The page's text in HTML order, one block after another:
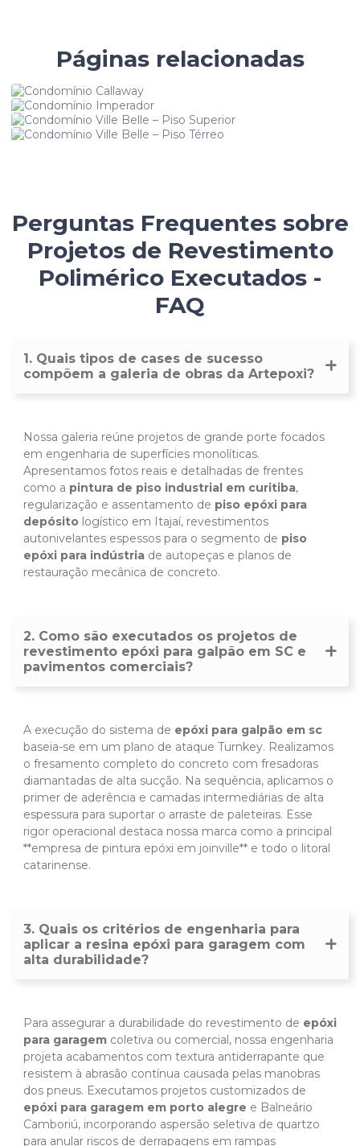
Páginas relacionadas
Condomínio Callaway
Condomínio Imperador
Condomínio Ville Belle – Piso Superior
Condomínio Ville Belle – Piso Térreo
Perguntas Frequentes sobre
Projetos de Revestimento
Polimérico Executados -
FAQ
1. Quais tipos de cases de sucesso
compõem a galeria de obras da Artepoxi?
Nossa galeria reúne projetos de grande porte focados
em engenharia de superfícies monolíticas.
Apresentamos fotos reais e detalhadas de frentes
como a pintura de piso industrial em curitiba,
regularização e assentamento de piso epóxi para
depósito logístico em Itajaí, revestimentos
autonivelantes espessos para o segmento de piso
epóxi para indústria de autopeças e planos de
restauração mecânica de concreto.
2. Como são executados os projetos de
revestimento epóxi para galpão em SC e
pavimentos comerciais?
A execução do sistema de epóxi para galpão em sc
baseia-se em um plano de ataque Turnkey. Realizamos
o fresamento completo do concreto com fresadoras
diamantadas de alta sucção. Na sequência, aplicamos o
primer de aderência e camadas intermediárias de alta
espessura para suportar o arraste de paleteiras. Esse
rigor operacional destaca nossa marca como a principal
**empresa de pintura epóxi em joinville** e todo o litoral
catarinense.
3. Quais os critérios de engenharia para
aplicar a resina epóxi para garagem com
alta durabilidade?
Para assegurar a durabilidade do revestimento de epóxi
para garagem coletiva ou comercial, nossa engenharia
projeta acabamentos com textura antiderrapante que
resistem à abrasão contínua causada pelas manobras
dos pneus. Executamos projetos customizados de
epóxi para garagem em porto alegre e Balneário
Camboriú, incorporando aspersão seletiva de quartzo
para anular riscos de derrapagens em rampas